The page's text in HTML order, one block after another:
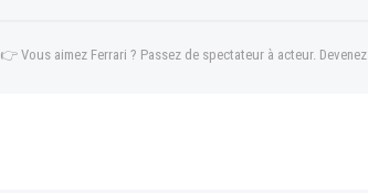
👉 Vous aimez Ferrari ? Passez de spectateur à acteur. Devenez